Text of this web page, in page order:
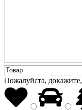
Пожалуйста,